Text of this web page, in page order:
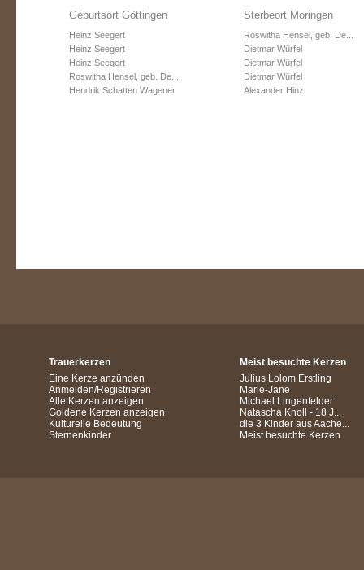
Geburtsort Göttingen
Heinz Seegert
Heinz Seegert
Heinz Seegert
Roswitha Hensel, geb. De...
Hendrik Schatten Wagener
Sterbeort Moringen
Roswitha Hensel, geb. De...
Dietmar Würfel
Dietmar Würfel
Dietmar Würfel
Alexander Hinz
Trauerkerzen
Eine Kerze anzünden
Anmelden/Registrieren
Alle Kerzen anzeigen
Goldene Kerzen anzeigen
Kulturelle Bedeutung
Sternenkinder
Meist besuchte Kerzen
Julius Lolom Erstling
Marie-Jane
Michael Lingenfelder
Natascha Knoll - 18 J...
die 3 Kinder aus Aache...
Meist besuchte Kerzen